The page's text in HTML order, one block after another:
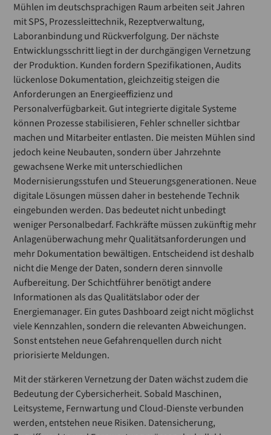
Mühlen im deutschsprachigen Raum arbeiten seit Jahren
mit SPS, Prozessleittechnik, Rezeptverwaltung,
Laboranbindung und Rückverfolgung. Der nächste
Entwicklungsschritt liegt in der durchgängigen Vernetzung
der Produktion. Kunden fordern Spezifikationen, Audits
lückenlose Dokumentation, gleichzeitig steigen die
Anforderungen an Energieeffizienz und
Personalverfügbarkeit. Gut integrierte digitale Systeme
können Prozesse stabilisieren, Fehler schneller sichtbar
machen und Mitarbeiter entlasten. Die meisten Mühlen sind
jedoch keine Neubauten, sondern über Jahrzehnte
gewachsene Werke mit unterschiedlichen
Modernisierungsstufen und Steuerungsgenerationen. Neue
digitale Lösungen müssen daher in bestehende Technik
eingebunden werden. Das bedeutet nicht unbedingt
weniger Personalbedarf. Fachkräfte müssen zukünftig mehr
Anlagenüberwachung mehr Qualitätsanforderungen und
mehr Dokumentation bewältigen. Entscheidend ist deshalb
nicht die Menge der Daten, sondern deren sinnvolle
Aufbereitung. Der Schichtführer benötigt andere
Informationen als das Qualitätslabor oder der
Energiemanager. Ein gutes Dashboard zeigt nicht möglichst
viele Kennzahlen, sondern die relevanten Abweichungen.
Sonst entstehen neue Gefahrenquellen durch nicht
priorisierte Meldungen.
Mit der stärkeren Vernetzung der Daten wächst zudem die
Bedeutung der Cybersicherheit. Sobald Maschinen,
Leitsysteme, Fernwartung und Cloud-Dienste verbunden
werden, entstehen neue Risiken. Datensicherung,